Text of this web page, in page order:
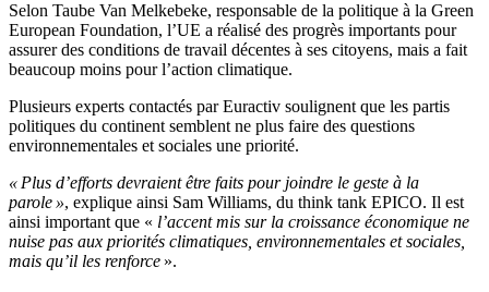
Selon Taube Van Melkebeke, responsable de la politique à la Green
European Foundation, l’UE a réalisé des progrès importants pour
assurer des conditions de travail décentes à ses citoyens, mais a fait
beaucoup moins pour l’action climatique.
Plusieurs experts contactés par Euractiv soulignent que les partis
politiques du continent semblent ne plus faire des questions
environnementales et sociales une priorité.
« Plus d’efforts devraient être faits pour joindre le geste à la
parole », explique ainsi Sam Williams, du think tank EPICO. Il est
ainsi important que « l’accent mis sur la croissance économique ne
nuise pas aux priorités climatiques, environnementales et sociales,
mais qu’il les renforce ».